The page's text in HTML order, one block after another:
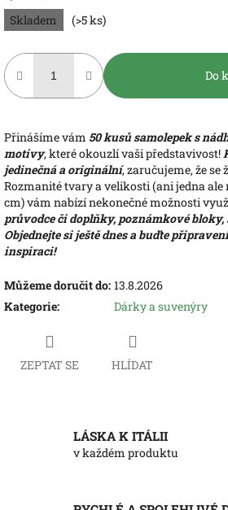
cena:
Skladem
(>5 ks)
Do
Přinášíme vám 50 kusů samolepek s
motivy, které okouzlí vaši představivost!
jedinečná a originální, zaručujeme, že
Rozmanité tvary a velikosti (ani jedna ale
cm) vám nabízí nekonečné možnosti
průvodce či doplňky, poznámkové
Objednejte si ještě dnes a buďte
inspiraci!
Můžeme doručit do: 13.8.2026
Kategorie: Dárky a suvenýry
ZEPTAT SE HLÍDAT
LÁSKA K ITÁLII
v každém produktu